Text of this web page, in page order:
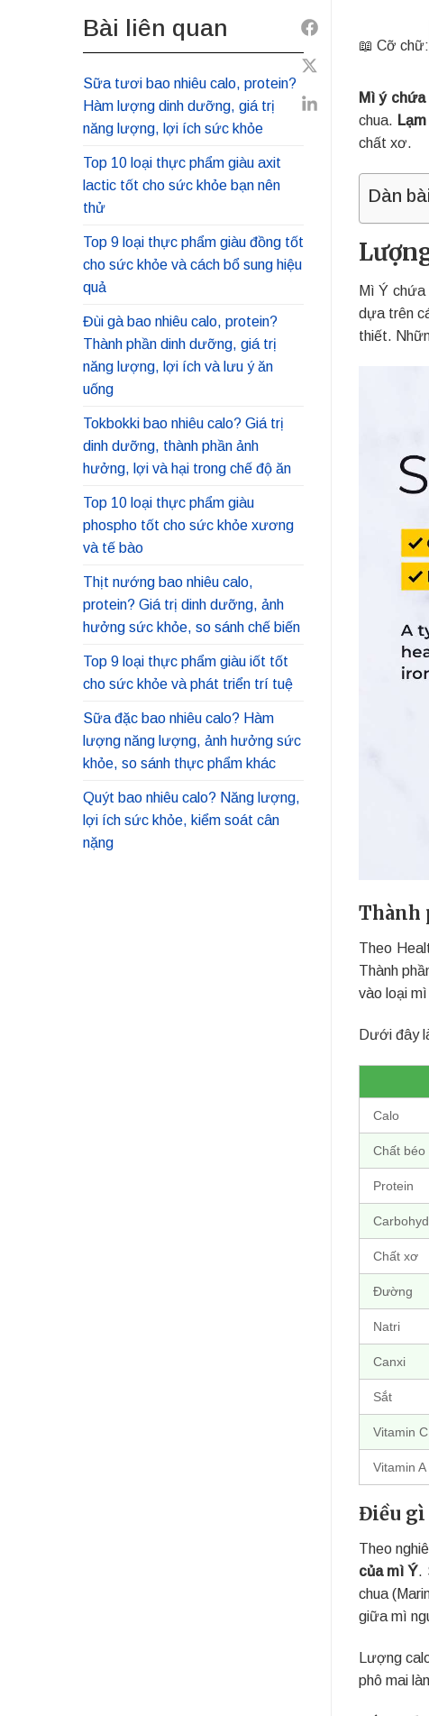
Bài liên quan
Sữa tươi bao nhiêu calo, protein?
Hàm lượng dinh dưỡng, giá trị
năng lượng, lợi ích sức khỏe
Top 10 loại thực phẩm giàu axit
lactic tốt cho sức khỏe bạn nên
thử
Top 9 loại thực phẩm giàu đồng tốt
cho sức khỏe và cách bổ sung hiệu
quả
Đùi gà bao nhiêu calo, protein?
Thành phần dinh dưỡng, giá trị
năng lượng, lợi ích và lưu ý ăn
uống
Tokbokki bao nhiêu calo? Giá trị
dinh dưỡng, thành phần ảnh
hưởng, lợi và hại trong chế độ ăn
Top 10 loại thực phẩm giàu
phospho tốt cho sức khỏe xương
và tế bào
Thịt nướng bao nhiêu calo,
protein? Giá trị dinh dưỡng, ảnh
hưởng sức khỏe, so sánh chế biến
Top 9 loại thực phẩm giàu iốt tốt
cho sức khỏe và phát triển trí tuệ
Sữa đặc bao nhiêu calo? Hàm
lượng năng lượng, ảnh hưởng sức
khỏe, so sánh thực phẩm khác
Quýt bao nhiêu calo? Năng lượng,
lợi ích sức khỏe, kiểm soát cân
nặng
📖 Cỡ chữ:
Mì ý chứa
chua.
chất xơ.
Dàn
Mì Ý
dựa trên
thiết.
Thành
Theo
Thành
vào loại
Dưới đây
Calo
Chất béo
Protein
Chất xơ
Đường
Natri
Canxi
Sắt
Vitamin C
Vitamin A
Điều gì
Theo
của mì Ý.
chua
giữa mì
Lượng
phô mai
Share
to
Share
to
Share